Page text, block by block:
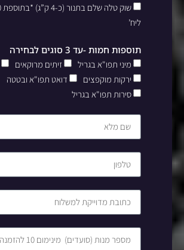
ליח’
תוספות חמות -עד 3 סוגים לבחירה
מיני תפו"א בגריל זיתים מרוקאים
ירקות מוקפצים
דואט תפו"א ובטטה
סירות תפו"א בגריל